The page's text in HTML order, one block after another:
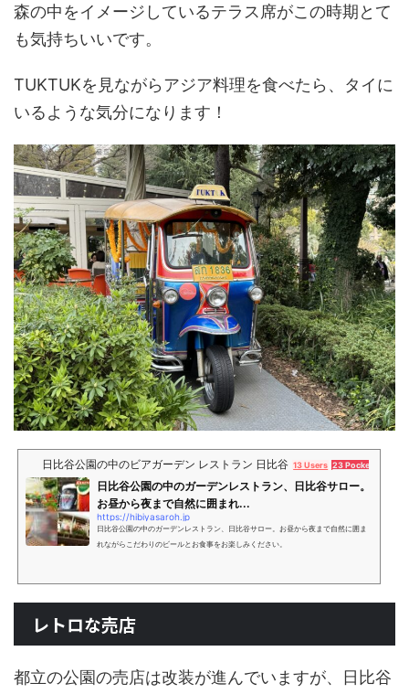
森の中をイメージしているテラス席がこの時期とて
も気持ちいいです。
TUKTUKを見ながらアジア料理を食べたら、タイに
いるような気分になります！
日比谷公園の中のビアガーデン レストラン 日比谷サロー
13 Users 23 Pockets
日比谷公園の中のガーデンレストラン、日比谷サロー。
お昼から夜まで自然に囲まれ...
https://hibiyasaroh.jp
日比谷公園の中のガーデンレストラン、日比谷サロー。お昼から夜まで自然に囲ま
れながらこだわりのビールとお食事をお楽しみください。
レトロな売店
都立の公園の売店は改装が進んでいますが、日比谷